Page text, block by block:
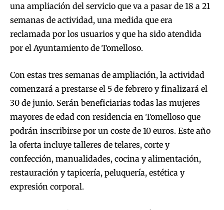
una ampliación del servicio que va a pasar de 18 a 21
semanas de actividad, una medida que era
reclamada por los usuarios y que ha sido atendida
por el Ayuntamiento de Tomelloso.
Con estas tres semanas de ampliación, la actividad
comenzará a prestarse el 5 de febrero y finalizará el
30 de junio. Serán beneficiarias todas las mujeres
mayores de edad con residencia en Tomelloso que
podrán inscribirse por un coste de 10 euros. Este año
la oferta incluye talleres de telares, corte y
confección, manualidades, cocina y alimentación,
restauración y tapicería, peluquería, estética y
expresión corporal.